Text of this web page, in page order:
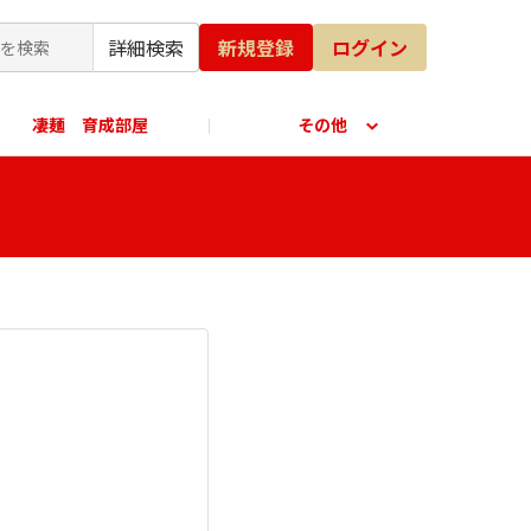
詳細検索 新規登録 ログイン
凄麺 育成部屋 その他